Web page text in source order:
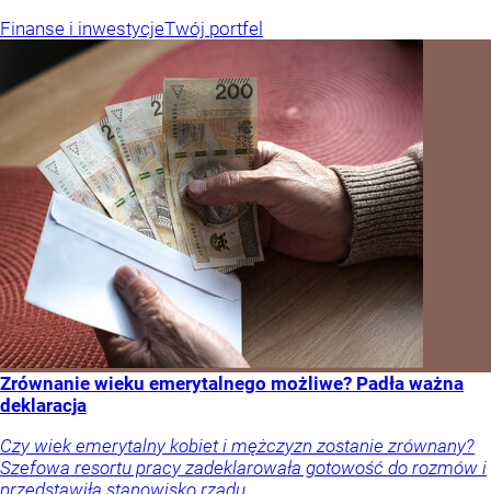
Finanse i inwestycjeTwój portfel
Zrównanie wieku emerytalnego możliwe? Padła ważna
deklaracja
Czy wiek emerytalny kobiet i mężczyzn zostanie zrównany?
Szefowa resortu pracy zadeklarowała gotowość do rozmów i
przedstawiła stanowisko rządu.